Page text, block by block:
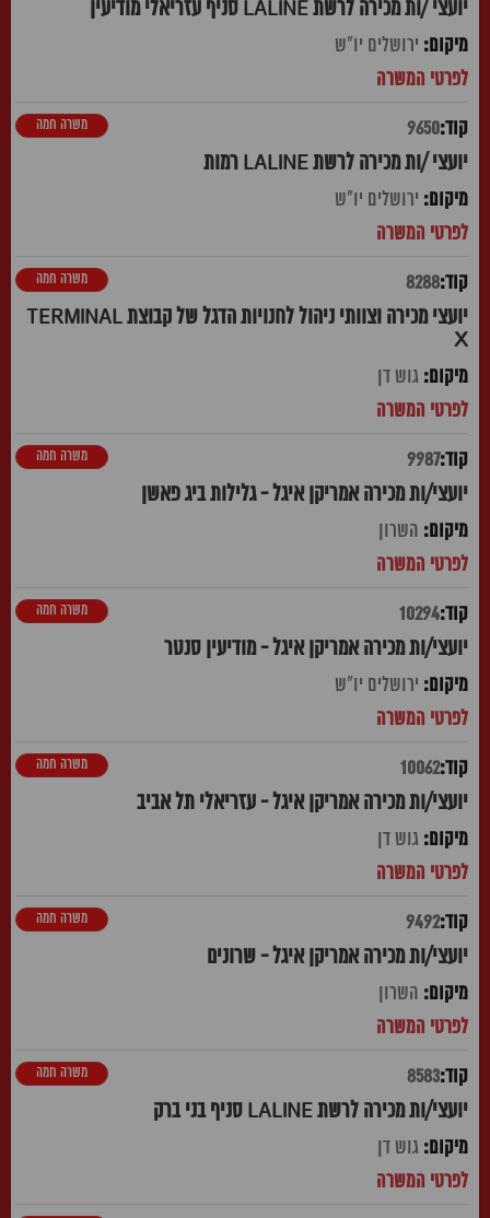
יועצי /ות מכירה לרשת LALINE סניף עזריאלי מודיעין
ירושלים יו"ש
9650
יועצי /ות מכירה לרשת LALINE רמות
משרה חמה
ירושלים יו"ש
8288
יועצי מכירה וצוותי ניהול לחנויות הדגל של קבוצת TERMINAL
X
משרה חמה
גוש דן
9987
יועצי/ות מכירה אמריקן איגל - גלילות ביג פאשן
משרה חמה
השרון
10294
יועצי/ות מכירה אמריקן איגל - מודיעין סנטר
משרה חמה
ירושלים יו"ש
10062
יועצי/ות מכירה אמריקן איגל - עזריאלי תל אביב
משרה חמה
גוש דן
9492
יועצי/ות מכירה אמריקן איגל - שרונים
משרה חמה
השרון
8583
יועצי/ות מכירה לרשת LALINE סניף בני ברק
משרה חמה
גוש דן